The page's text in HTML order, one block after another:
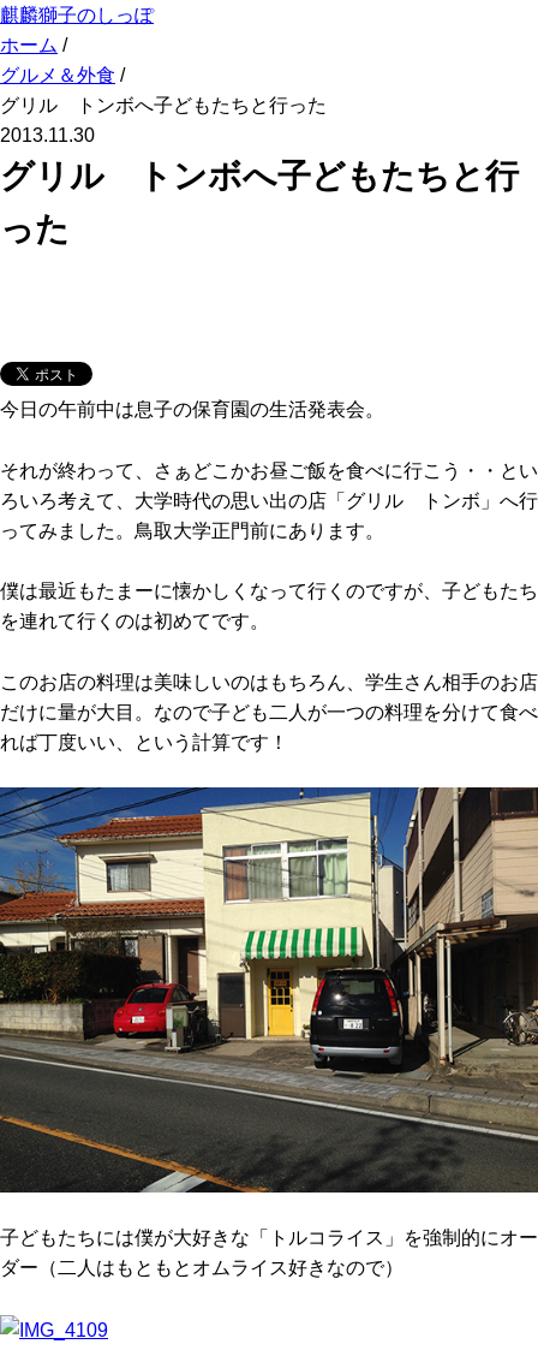
麒麟獅子のしっぽ
ホーム /
グルメ＆外食 /
グリル トンボへ子どもたちと行った
2013.11.30
グリル トンボへ子どもたちと行
った
今日の午前中は息子の保育園の生活発表会。
それが終わって、さぁどこかお昼ご飯を食べに行こう・・とい
ろいろ考えて、大学時代の思い出の店「グリル トンボ」へ行
ってみました。鳥取大学正門前にあります。
僕は最近もたまーに懐かしくなって行くのですが、子どもたち
を連れて行くのは初めてです。
このお店の料理は美味しいのはもちろん、学生さん相手のお店
だけに量が大目。なので子ども二人が一つの料理を分けて食べ
れば丁度いい、という計算です！
子どもたちには僕が大好きな「トルコライス」を強制的にオー
ダー（二人はもともとオムライス好きなので）